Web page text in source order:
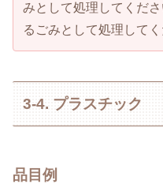
みとして処理してくだ
るごみとして処理してく
3-4. プラスチック
品目例